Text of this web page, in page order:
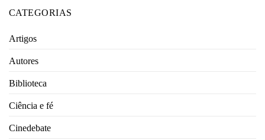
CATEGORIAS
Artigos
Autores
Biblioteca
Ciência e fé
Cinedebate